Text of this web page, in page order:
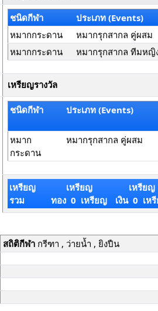
ชนิดกีฬา
ประเภท (Events)
หมากกระดาน
หมากรุกสากล คู่ผสม
หมากกระดาน
หมากรุกสากล ทีมหญิ
เหรียญรางวัล
ชนิดกีฬา ประเภท (Events)
หมาก
กระดาน
หมากรุกสากล คู่ผสม
เหรียญ
รวม
เหรียญ
ทอง 0 เหรียญ
เหรียญ
เงิน 0 เห
สถิติกีฬากรีฑา , ว่ายน้ำ , ยิงปืน